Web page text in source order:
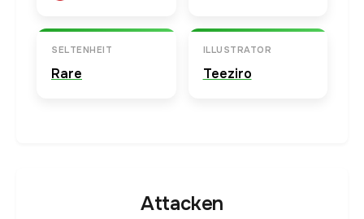
SELTENHEIT
Rare
ILLUSTRATOR
Teeziro
Attacken